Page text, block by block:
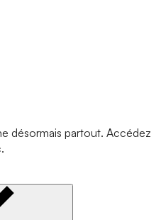
désormais partout. Accédez